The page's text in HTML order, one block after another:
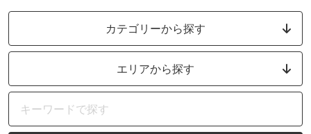
カテゴリーから探す
エリアから探す